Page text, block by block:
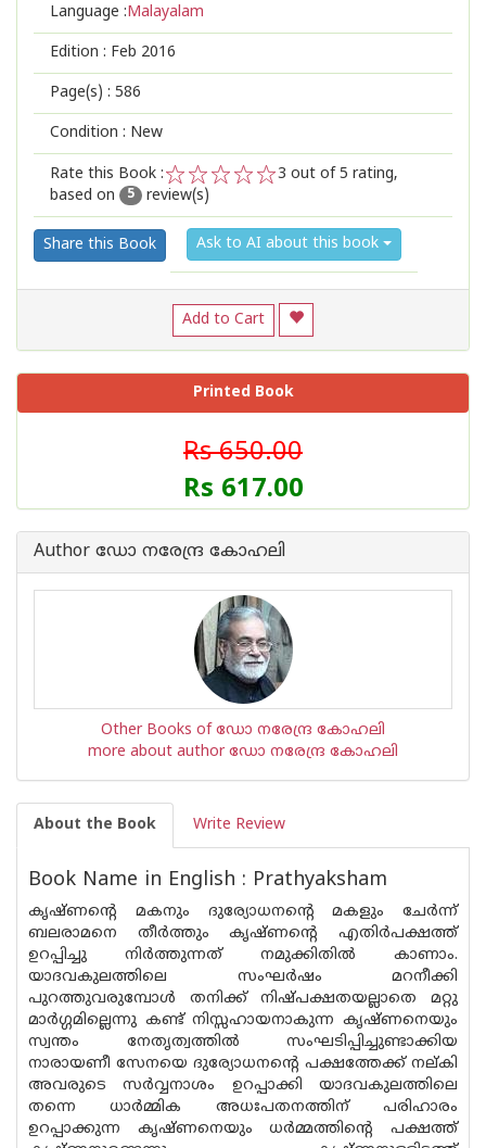
Language :Malayalam
Edition : Feb 2016
Page(s) : 586
Condition : New
Rate this Book :
2
1
3 out of 5 rating,
based on
5 review(s)
Share this Book Ask to AI about this book
Add to Cart
Printed Book
Rs 650.00
Rs 617.00
Author ഡോ നരേന്ദ്ര കോഹലി
Other Books of ഡോ നരേന്ദ്ര കോഹലി
more about author ഡോ നരേന്ദ്ര കോഹലി
About the Book Write Review
Book Name in English : Prathyaksham
കൃഷ്ണന്റെ മകനും ദുര്യോധനന്റെ മകളും ചേര്‍ന്ന്
ബലരാമനെ തീര്‍ത്തും കൃഷ്ണന്റെ എതിര്‍പക്ഷത്ത്
ഉറപ്പിച്ചു നിര്‍ത്തുന്നത് നമുക്കിതില്‍ കാണാം.
യാദവകുലത്തിലെ സംഘര്‍ഷം മറനീക്കി
പുറത്തുവരുമ്പോള്‍ തനിക്ക് നിഷ്പക്ഷതയല്ലാതെ മറ്റു
മാര്‍ഗ്ഗമില്ലെന്നു കണ്ട് നിസ്സഹായനാകുന്ന കൃഷ്ണനെയും
സ്വന്തം നേതൃത്വത്തില്‍ സംഘടിപ്പിച്ചുണ്ടാക്കിയ
നാരായണീ സേനയെ ദുര്യോധനന്റെ പക്ഷത്തേക്ക് നല്കി
അവരുടെ സര്‍വ്വനാശം ഉറപ്പാക്കി യാദവകുലത്തിലെ
തന്നെ ധാര്‍മ്മിക അധഃപതനത്തിന് പരിഹാരം
ഉറപ്പാക്കുന്ന കൃഷ്ണനെയും ധര്‍മ്മത്തിന്റെ പക്ഷത്ത്